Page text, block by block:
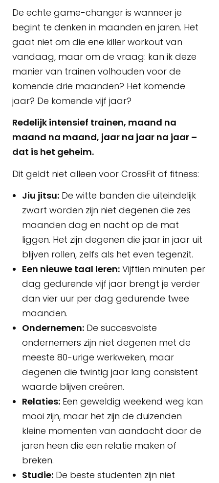
De echte game-changer is wanneer je
begint te denken in maanden en jaren. Het
gaat niet om die ene killer workout van
vandaag, maar om de vraag: kan ik deze
manier van trainen volhouden voor de
komende drie maanden? Het komende
jaar? De komende vijf jaar?
Redelijk intensief trainen, maand na
maand na maand, jaar na jaar na jaar –
dat is het geheim.
Dit geldt niet alleen voor CrossFit of fitness:
Jiu jitsu: De witte banden die uiteindelijk
zwart worden zijn niet degenen die zes
maanden dag en nacht op de mat
liggen. Het zijn degenen die jaar in jaar uit
blijven rollen, zelfs als het even tegenzit.
Een nieuwe taal leren: Vijftien minuten per
dag gedurende vijf jaar brengt je verder
dan vier uur per dag gedurende twee
maanden.
Ondernemen: De succesvolste
ondernemers zijn niet degenen met de
meeste 80-urige werkweken, maar
degenen die twintig jaar lang consistent
waarde blijven creëren.
Relaties: Een geweldig weekend weg kan
mooi zijn, maar het zijn de duizenden
kleine momenten van aandacht door de
jaren heen die een relatie maken of
breken.
Studie: De beste studenten zijn niet